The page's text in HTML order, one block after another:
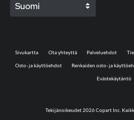
Suomi
Tekijänoikeudet 2026 Copart Inc.
Sivukartta Ota yhteyttä Palveluehdot
Osto- ja käyttöehdot Renkaiden osto- ja
Evästekäytäntö